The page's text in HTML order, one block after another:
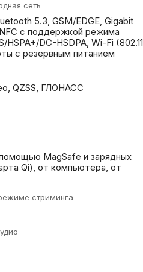
сеть
5.3, GSM/EDGE, Gigabit
с поддержкой режима
​HSPA+/​DC-HSDPA, Wi-Fi (802.11​
с резервным питанием
QZSS, ГЛОНАСС
MagSafe и зарядных
Qi), от компьютера, от
стриминга